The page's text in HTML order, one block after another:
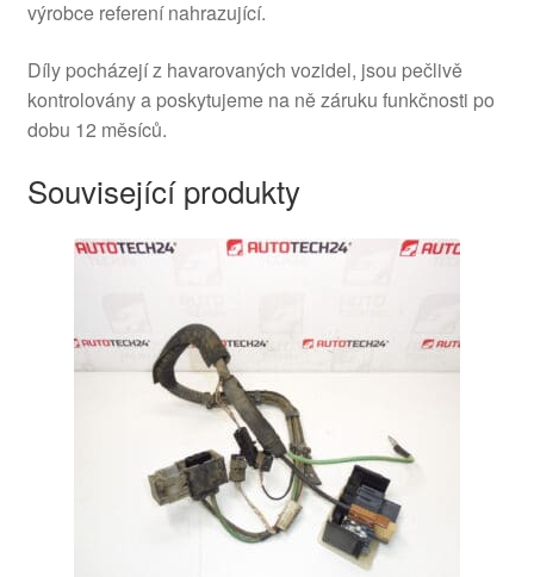
výrobce referení nahrazující.
Díly pocházejí z havarovaných vozidel, jsou pečlivě
kontrolovány a poskytujeme na ně záruku funkčnosti po
dobu 12 měsíců.
Související produkty